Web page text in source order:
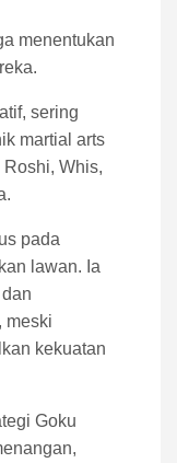
menentukan
sering
martial arts
Whis,
pada
lawan. Ia
meski
kekuatan
Goku